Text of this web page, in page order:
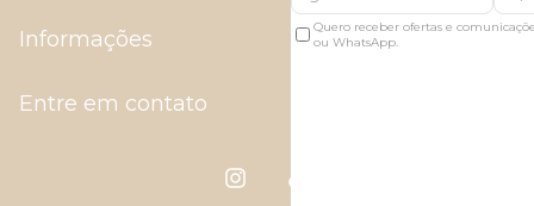
Quero receber ofertas e
ou WhatsApp.
Informações
Entre em contato